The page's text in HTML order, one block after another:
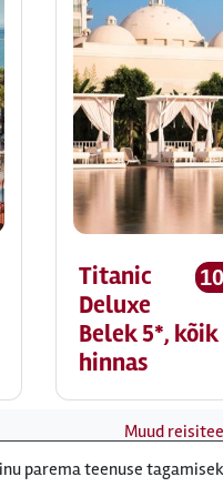
Titanic
Deluxe
Belek 5*, kõik
hinnas
Muud
Reisibüroo
parema teenuse